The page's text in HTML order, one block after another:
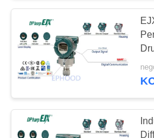
KONTAKT
MIT
Fisher Gas
Regulator